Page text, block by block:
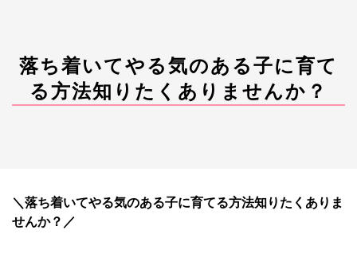
落ち着いてやる気のある子に育て
る方法知りたくありませんか？
＼落ち着いてやる気のある子に育てる方法知りたくありま
せんか？／